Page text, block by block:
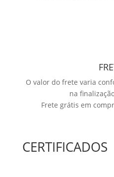
O valor do frete varia
na
Frete grátis em
CERTIFICADOS